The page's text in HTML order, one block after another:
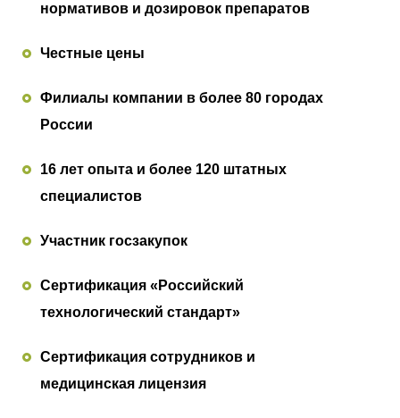
нормативов и дозировок препаратов
Честные цены
Филиалы компании в более 80 городах
России
16 лет опыта и более 120 штатных
специалистов
Участник госзакупок
Сертификация «Российский
технологический стандарт»
Сертификация сотрудников и
медицинская лицензия